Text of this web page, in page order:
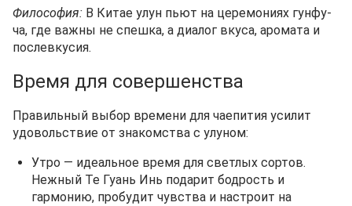
Философия: В Китае улун пьют на церемониях гунфу-
ча, где важны не спешка, а диалог вкуса, аромата и
послевкусия.
Время для совершенства
Правильный выбор времени для чаепития усилит
удовольствие от знакомства с улуном:
Утро — идеальное время для светлых сортов.
Нежный Те Гуань Инь подарит бодрость и
гармонию, пробудит чувства и настроит на